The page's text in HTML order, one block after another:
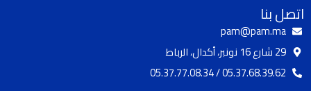
اتصل بنا
pam@pam.ma
29 شارع 16 نونبر، أكدال، الرباط
05.37.68.39.62 / 05.37.77.08.34